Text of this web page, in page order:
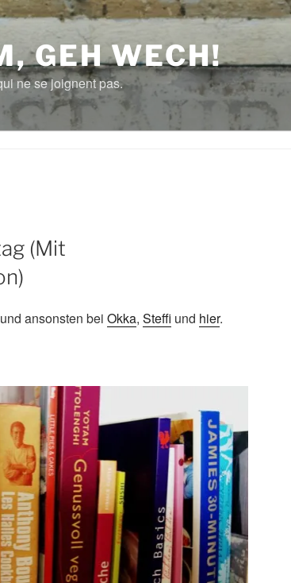
GEH WECH!
ne se joignent pas.
(Mit
ansonsten bei Okka, Steffi und hier.